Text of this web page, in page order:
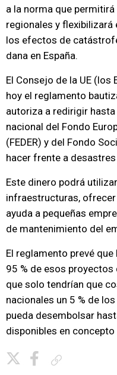
a la norma que
regionales y flexibilizará
los efectos de
dana en España.
El Consejo de la UE
hoy el reglamento
autoriza a redirigir
nacional del Fondo
(FEDER) y del Fondo
hacer frente a
Este dinero podrá
infraestructuras,
ayuda a pequeñas
de mantenimiento del
El reglamento prevé
95 % de esos
que solo tendrían que
nacionales un 5 % de
pueda desembolsar
disponibles en